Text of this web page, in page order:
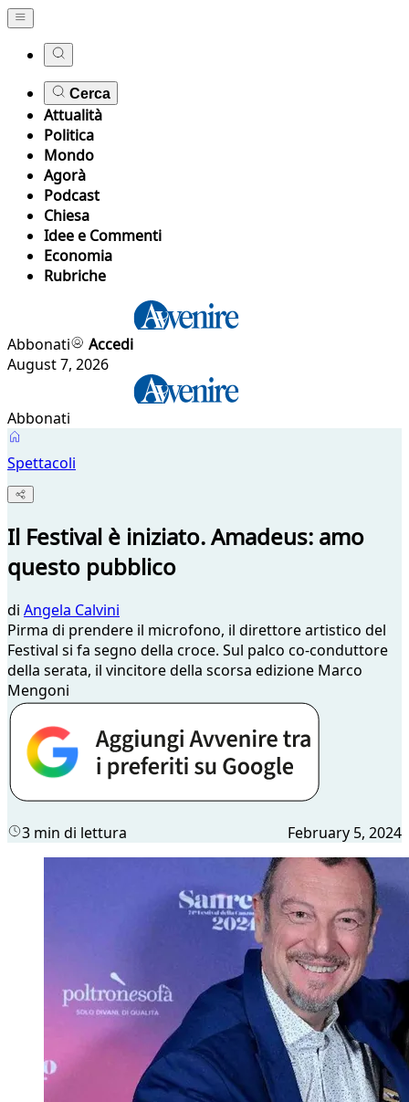
Cerca
Attualità
Politica
Mondo
Agorà
Podcast
Chiesa
Idee e Commenti
Economia
Rubriche
Abbonati
Accedi
August 7, 2026
Abbonati
Spettacoli
Il Festival è iniziato. Amadeus: amo
questo pubblico
di Angela Calvini
Pirma di prendere il microfono, il direttore artistico del
Festival si fa segno della croce. Sul palco co-conduttore
della serata, il vincitore della scorsa edizione Marco
Mengoni
3 min di lettura February 5, 2024